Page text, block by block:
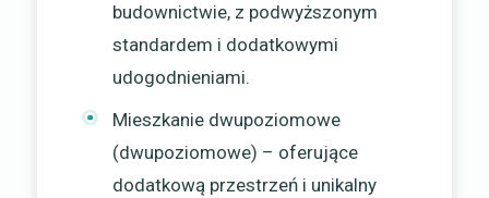
budownictwie, z podwyższonym
standardem i dodatkowymi
udogodnieniami.
Mieszkanie dwupoziomowe
(dwupoziomowe) – oferujące
dodatkową przestrzeń i unikalny